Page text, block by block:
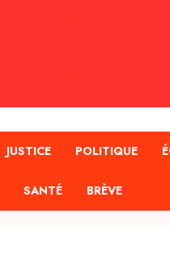
JUSTICE POLITIQUE
SANTÉ BRÈVE